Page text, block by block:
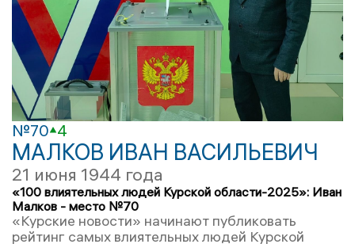
№70 4
МАЛКОВ ИВАН ВАСИЛЬЕВИЧ
21 июня 1944 года
«100 влиятельных людей Курской области-2025»: Иван
Малков - место №70
«Курские новости» начинают публиковать
рейтинг самых влиятельных людей Курской